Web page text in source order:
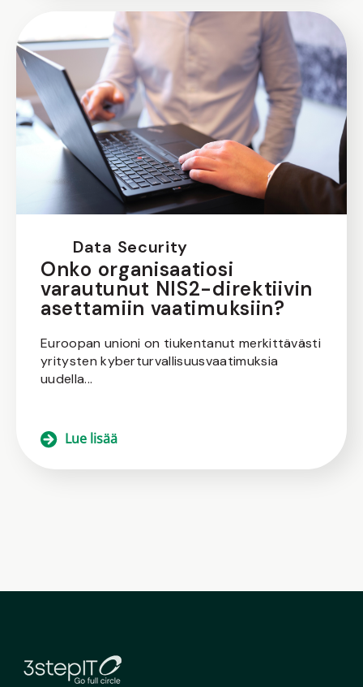
Data Security
Onko organisaatiosi
varautunut NIS2-direktiivin
asettamiin vaatimuksiin?
Euroopan unioni on tiukentanut merkittävästi
yritysten kyberturvallisuusvaatimuksia
uudella...
Lue lisää